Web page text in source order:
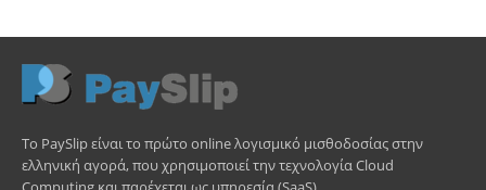
Το PaySlip είναι το πρώτο online λογισμικό μισθοδοσίας στην
ελληνική αγορά, που χρησιμοποιεί την τεχνολογία Cloud